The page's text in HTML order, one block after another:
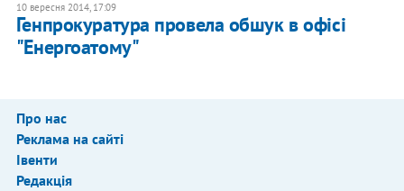
10 вересня 2014, 17:09
Генпрокуратура провела обшук в офісі
"Енергоатому"
Про нас
Реклама на сайті
Івенти
Редакція